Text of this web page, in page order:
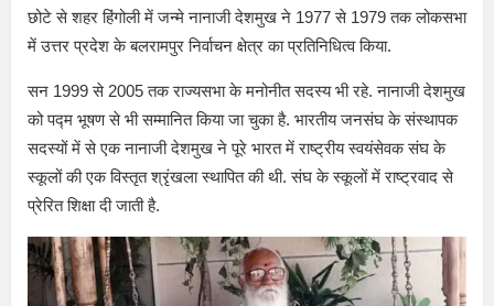
छोटे से शहर हिंगोली में जन्मे नानाजी देशमुख ने 1977 से 1979 तक लोकसभा
में उत्तर प्रदेश के बलरामपुर निर्वाचन क्षेत्र का प्रतिनिधित्व किया.
सन 1999 से 2005 तक राज्यसभा के मनोनीत सदस्य भी रहे. नानाजी देशमुख
को पद्म भूषण से भी सम्मानित किया जा चुका है. भारतीय जनसंघ के संस्थापक
सदस्यों में से एक नानाजी देशमुख ने पूरे भारत में राष्ट्रीय स्वयंसेवक संघ के
स्कूलों की एक विस्तृत श्रृंखला स्थापित की थी. संघ के स्कूलों में राष्ट्रवाद से
प्रेरित शिक्षा दी जाती है.